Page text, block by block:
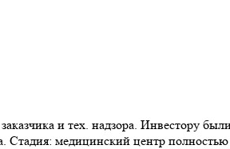
и тех. надзора. Инвестору
медицинский центр полностью